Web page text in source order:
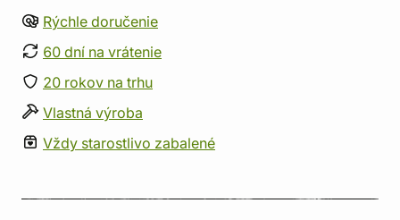
Rýchle doručenie
60 dní na vrátenie
20 rokov na trhu
Vlastná výroba
Vždy starostlivo zabalené